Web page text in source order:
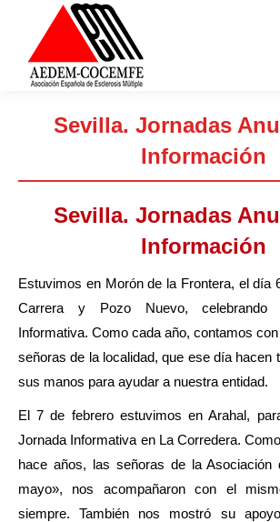
Sevilla. Jornadas
Información
Estás aquí:
Sevilla. Jornadas
Información
Estuvimos en Morón de la Frontera, el día
Carrera y Pozo Nuevo, celebrando
Informativa. Como cada año, contamos
señoras de la localidad, que ese día hacen
sus manos para ayudar a nuestra entidad.
El 7 de febrero estuvimos en Arahal,
Jornada Informativa en La Corredera.
hace años, las señoras de la Asociación
mayo», nos acompañaron con el
siempre. También nos mostró su